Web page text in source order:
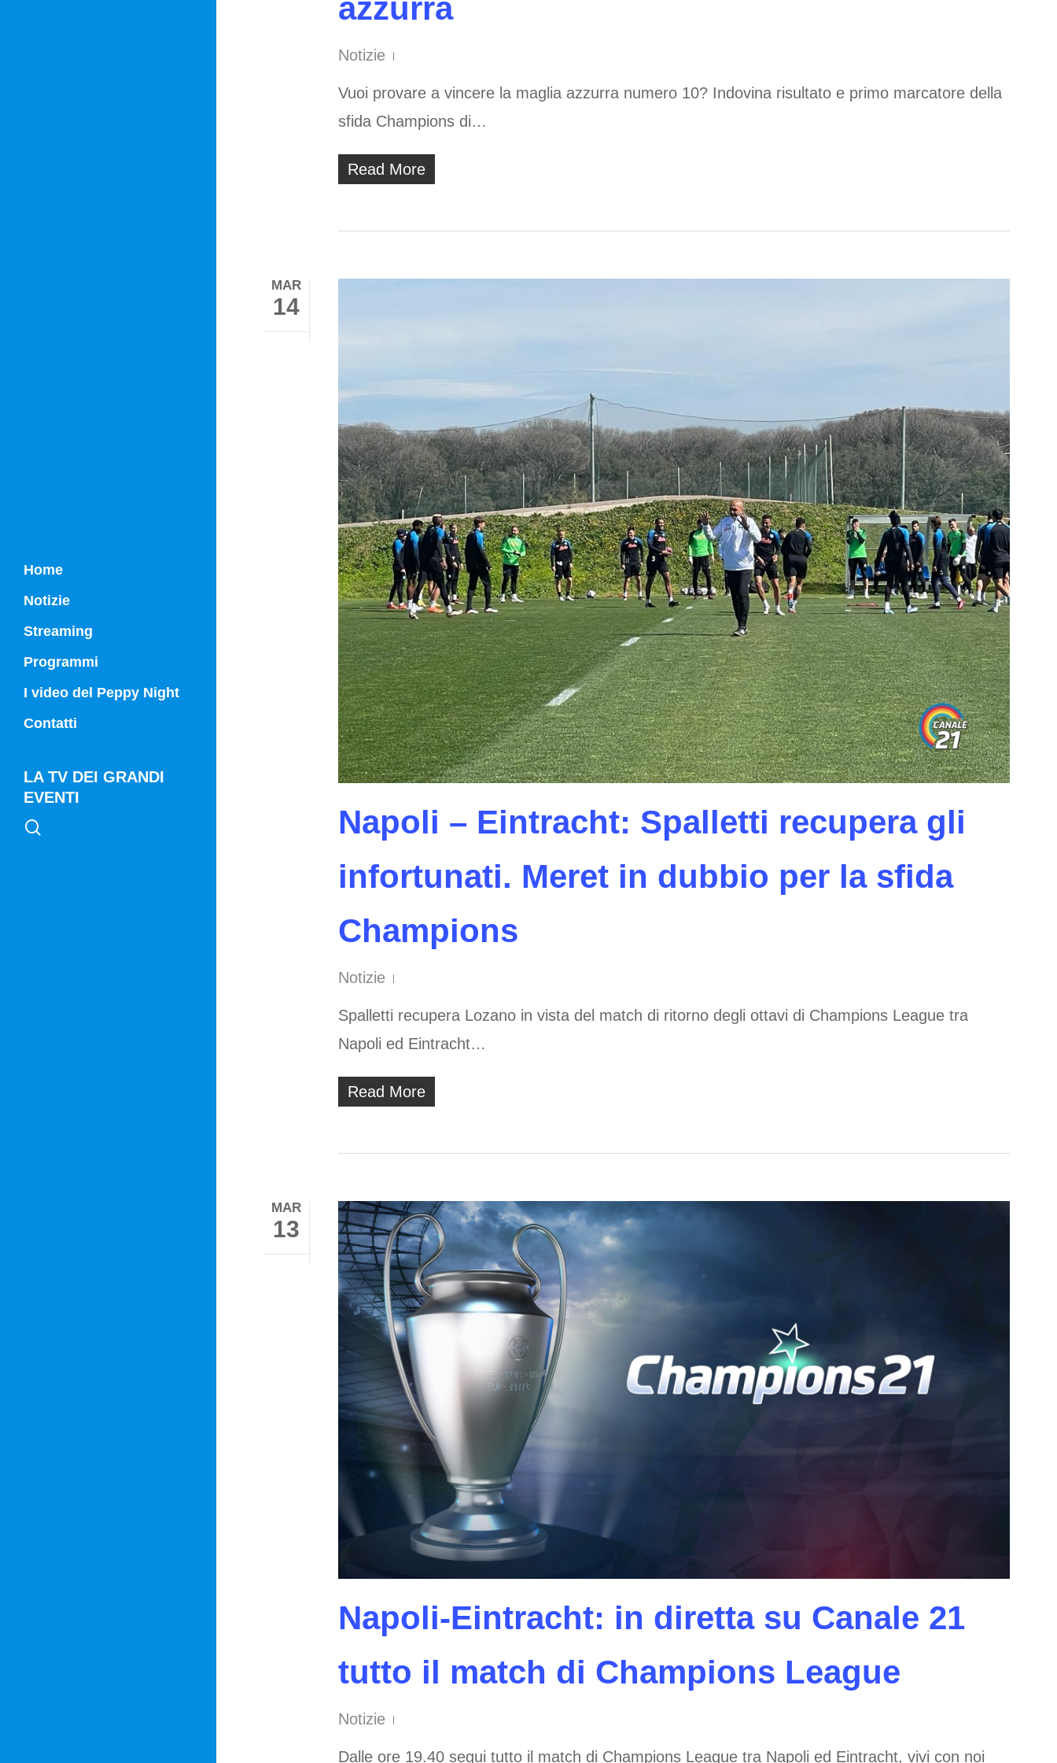
Home
Notizie
Streaming
Programmi
Campania Sport
I video del Peppy Night
Contatti
LA TV DEI GRANDI
EVENTI
azzurra
Notizie
Vuoi provare a vincere la maglia azzurra numero 10? Indovina risultato e primo marcatore della
sfida Champions di…
Read More
MAR
14
Napoli – Eintracht: Spalletti recupera gli
infortunati. Meret in dubbio per la sfida
Champions
Notizie
Spalletti recupera Lozano in vista del match di ritorno degli ottavi di Champions League tra
Napoli ed Eintracht…
Read More
MAR
13
Napoli-Eintracht: in diretta su Canale 21
tutto il match di Champions League
Notizie
Dalle ore 19.40 segui tutto il match di Champions League tra Napoli ed Eintracht, vivi con noi